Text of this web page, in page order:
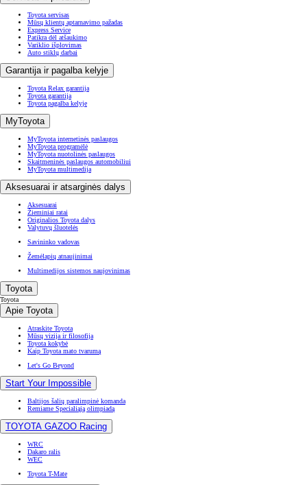
Toyota servisas
Mūsų klientų aptarnavimo pažadas
Express Service
Patikra dėl atšaukimo
Variklio išplovimas
Auto stiklų darbai
Garantija ir pagalba kelyje
Toyota Relax garantija
Toyota garantija
Toyota pagalba kelyje
MyToyota
MyToyota internetinės paslaugos
MyToyota programėlė
MyToyota nuotolinės paslaugos
Skaitmeninės paslaugos automobiliui
MyToyota multimedija
Aksesuarai ir atsarginės dalys
Aksesuarai
Žieminiai ratai
Originalios Toyota dalys
Valytuvų šluotelės
Savininko vadovas
Žemėlapių atnaujinimai
Multimedijos sistemos naujovinimas
Toyota
Toyota
Apie Toyota
Atraskite Toyota
Mūsų vizija ir filosofija
Toyota kokybė
Kaip Toyota mato tvarumą
Let's Go Beyond
Start Your Impossible
Baltijos šalių paralimpinė komanda
Remiame Specialiąją olimpiadą
TOYOTA GAZOO Racing
WRC
Dakaro ralis
WEC
Toyota T-Mate